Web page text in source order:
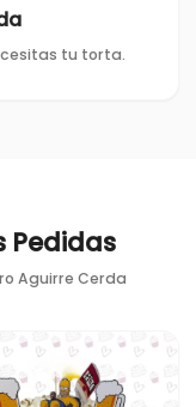
tu torta.
Pedidas
Aguirre Cerda